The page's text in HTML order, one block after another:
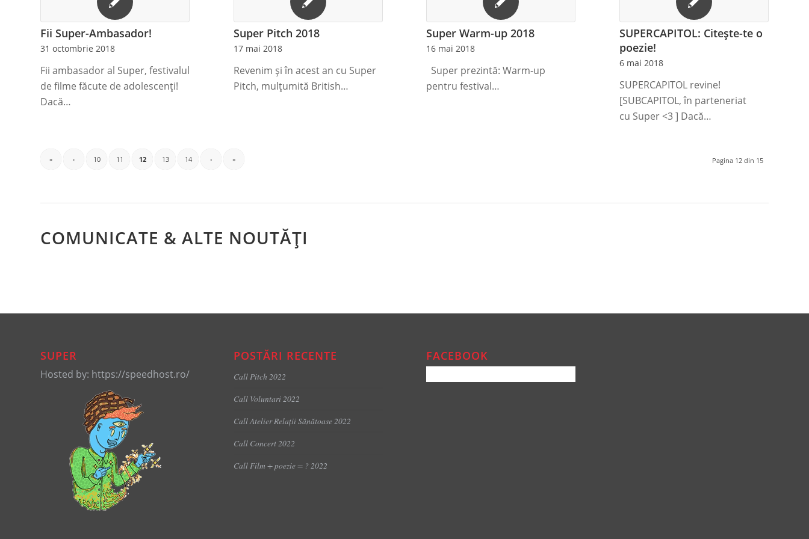
Fii Super-Ambasador!
31 octombrie 2018
Fii ambasador al Super, festivalul
de filme făcute de adolescenți!
Dacă…
Super Pitch 2018
17 mai 2018
Revenim și în acest an cu Super
Pitch, mulțumită British…
Super Warm-up 2018
16 mai 2018
Super prezintă: Warm-up
pentru festival…
SUPERCAPITOL: Citește-te o
poezie!
6 mai 2018
SUPERCAPITOL revine!
[SUBCAPITOL, în parteneriat
cu Super <3 ] Dacă…
Pagina 12 din 15
« ‹ 10 11 12 13 14 › »
COMUNICATE & ALTE NOUTĂȚI
SUPER
Hosted by: https://speedhost.ro/
POSTĂRI RECENTE
Call Pitch 2022
Call Voluntari 2022
Call Atelier Relații Sănătoase 2022
Call Concert 2022
Call Film + poezie = ? 2022
FACEBOOK